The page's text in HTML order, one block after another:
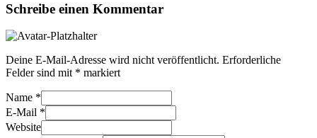
Schreibe einen Kommentar
Deine E-Mail-Adresse wird nicht veröffentlicht. Erforderliche
Felder sind mit * markiert
Name *
E-Mail *
Website